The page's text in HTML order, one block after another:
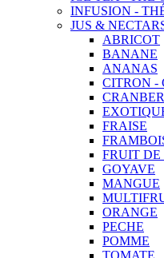
INFUSION -
JUS &
ABRICOT
BANANE
ANANAS
CITRON -
FRAISE
FRUIT DE
GOYAVE
MANGUE
ORANGE
PECHE
POMME
TOMATE